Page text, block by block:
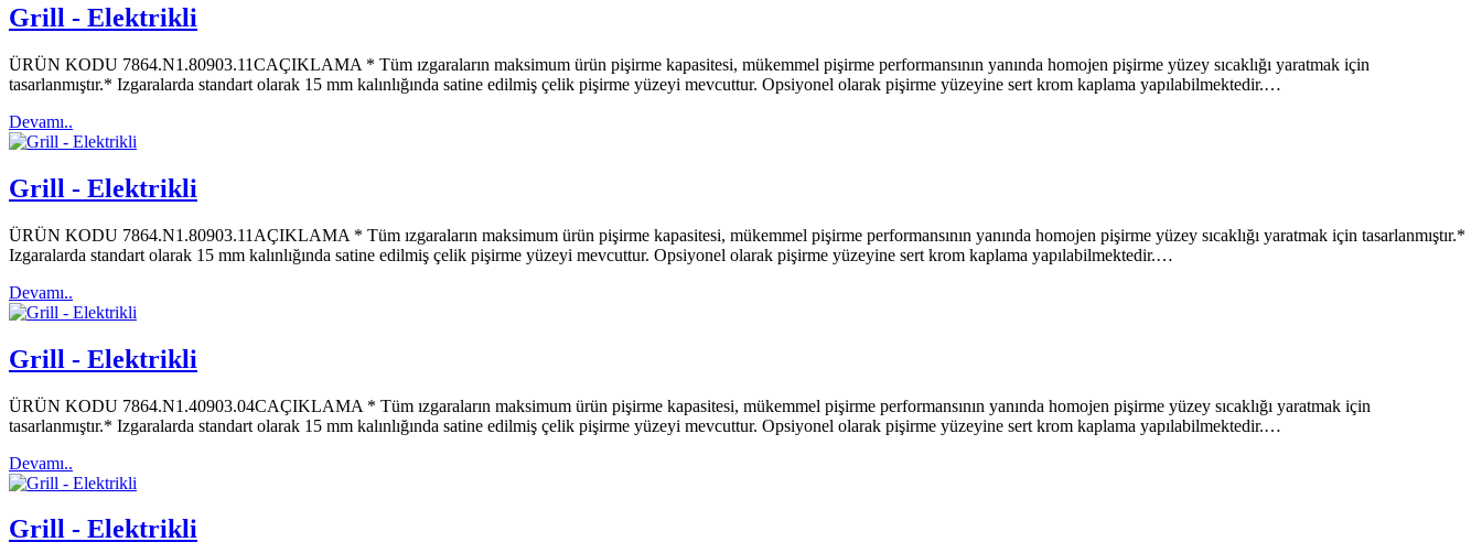
Grill - Elektrikli
ÜRÜN KODU 7864.N1.80903.11CAÇIKLAMA * Tüm ızgaraların maksimum ürün pişirme kapasitesi, mükemmel pişirme performansının yanında homojen pişirme yüzey sıcaklığı yaratmak için
tasarlanmıştır.* Izgaralarda standart olarak 15 mm kalınlığında satine edilmiş çelik pişirme yüzeyi mevcuttur. Opsiyonel olarak pişirme yüzeyine sert krom kaplama yapılabilmektedir.…
Devamı..
Grill - Elektrikli
ÜRÜN KODU 7864.N1.80903.11AÇIKLAMA * Tüm ızgaraların maksimum ürün pişirme kapasitesi, mükemmel pişirme performansının yanında homojen pişirme yüzey sıcaklığı yaratmak için tasarlanmıştır.*
Izgaralarda standart olarak 15 mm kalınlığında satine edilmiş çelik pişirme yüzeyi mevcuttur. Opsiyonel olarak pişirme yüzeyine sert krom kaplama yapılabilmektedir.…
Devamı..
Grill - Elektrikli
ÜRÜN KODU 7864.N1.40903.04CAÇIKLAMA * Tüm ızgaraların maksimum ürün pişirme kapasitesi, mükemmel pişirme performansının yanında homojen pişirme yüzey sıcaklığı yaratmak için
tasarlanmıştır.* Izgaralarda standart olarak 15 mm kalınlığında satine edilmiş çelik pişirme yüzeyi mevcuttur. Opsiyonel olarak pişirme yüzeyine sert krom kaplama yapılabilmektedir.…
Devamı..
Grill - Elektrikli